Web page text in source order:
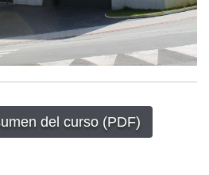
del curso (PDF)